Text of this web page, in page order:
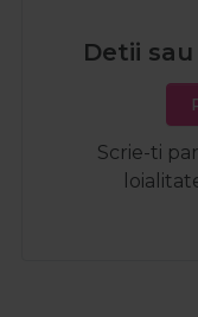
Detii
Scrie-ti